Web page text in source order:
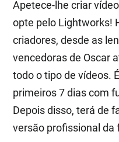
Apetece-lhe criar
opte pelo Lightworks!
criadores, desde as
vencedoras de Oscar
todo o tipo de vídeos.
primeiros 7 dias com
Depois disso, terá de
versão profissional da